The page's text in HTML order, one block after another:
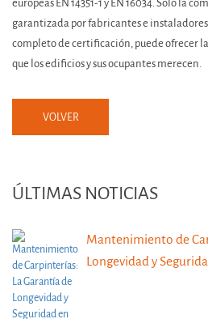
europeas EN 14351-1 y EN 16034. Solo la
garantizada por fabricantes e
completo de certificación, puede ofrecer
que los edificios y sus ocupantes merecen.
VOLVER
ÚLTIMAS NOTICIAS
Mantenimiento de
Longevidad y